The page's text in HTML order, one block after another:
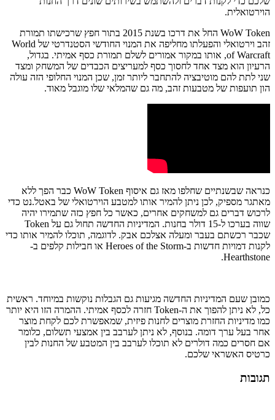
הוירטואלית.
WoW Token החל את דרכו בשנת 2015 בתור חפץ שרכישתו תמורת
זהב וירטואלי והפעלתו מחליפה את המנוי החודשי הסטנדרטי של World
of Warcraft, אותו במקור אמורים לשלם תמורת כסף אמיתי. בגדול,
הרעיון הוא מצד אחד לחסוך כסף למעריצים הכבדים של המשחק ומצד
שני לתת להם מוטיבציה להתחבר ליותר זמן, שכן המנוי החלופי הזה עולה
הון תועפות של מטבעות זהב, מה גם שהמלאי שלו מוגבל מאוד.
כנראה שבשנתיים שחלפו מאז גם איסוף WoW Token כבר הפך ללא
מאתגר מספיק, לכן ניתן להמיר אותו למטבע הוירטואלי של באטל.נט כדי
לרכוש דברים גם למשחקים אחרים, כאשר כל חפץ כזה שתמירו יהיה
שווה בערכו ל-15 דולר בחנות. המדיניות החדשה תחול גם על Token
שכבר רכשתם בעבר ומעלה אצלכם אבק. לדוגמה, תוכלו להמיר אותו כדי
לקנות דמויות חדשות ב-Heroes of the Storm או חבילות קלפים ב-
Hearthstone.
כמובן שעם המדיניות החדשה מגיעות גם הגבלות נוקשות במיוחד. ראשית
כל, לא ניתן להפוך את ה-Token חזרה לכסף אמיתי. ההמרה הזו היא יותר
כמו מדיניות החזרת מוצרים לחנות פיזית, שמאפשרת לכם לקחת מוצר
אחר בעל ערך דומה. בנוסף, לא ניתן לערבב בין אמצעי תשלום, כלומר
אם חסרים כמה דולרים לא תוכלו לערבב בין המטבע של החנות לבין
כרטיס האשראי שלכם.
תגובות